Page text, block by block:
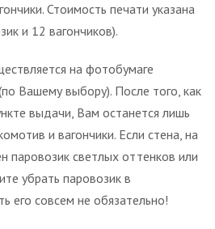
Стоимость печати указана
и 12 вагончиков).
на фотобумаге
Вашему выбору). После того, как
выдачи, Вам останется лишь
и вагончики. Если стена, на
паровозик светлых оттенков или
убрать паровозик в
его совсем не обязательно!